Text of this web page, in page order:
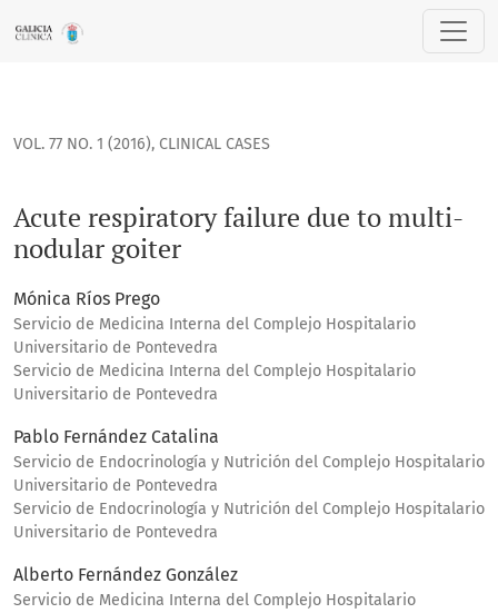
Acute respiratory failure due to multi-nodular goiter
VOL. 77 NO. 1 (2016), CLINICAL CASES
Acute respiratory failure due to multi-
nodular goiter
Mónica Ríos Prego
Servicio de Medicina Interna del Complejo Hospitalario
Universitario de Pontevedra
Servicio de Medicina Interna del Complejo Hospitalario
Universitario de Pontevedra
Pablo Fernández Catalina
Servicio de Endocrinología y Nutrición del Complejo Hospitalario
Universitario de Pontevedra
Servicio de Endocrinología y Nutrición del Complejo Hospitalario
Universitario de Pontevedra
Alberto Fernández González
Servicio de Medicina Interna del Complejo Hospitalario